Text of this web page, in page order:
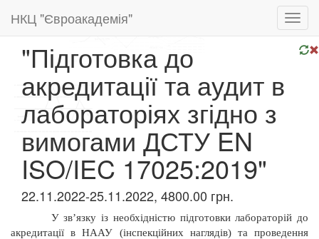
НКЦ "Євроакадемія"
"Підготовка до
акредитації та аудит в
лабораторіях згідно з
вимогами ДСТУ EN
ISO/IEC 17025:2019"
22.11.2022-25.11.2022, 4800.00 грн.
У зв’язку із необхідністю підготовки лабораторій до
акредитації в НААУ (інспекційних наглядів) та проведення